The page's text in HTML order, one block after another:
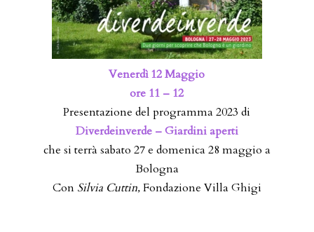
Venerdì 12 Maggio
ore 11 – 12
Presentazione del programma 2023 di
Diverdeinverde – Giardini aperti
che si terrà sabato 27 e domenica 28 maggio a
Bologna
Con Silvia Cuttin,Fondazione Villa Ghigi